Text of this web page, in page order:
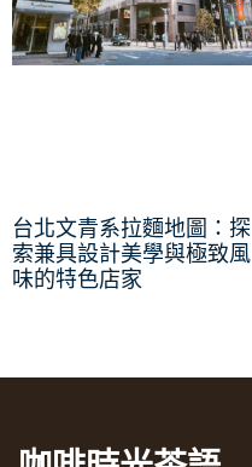
台北文青系拉麵地圖：探
索兼具設計美學與極致風
味的特色店家